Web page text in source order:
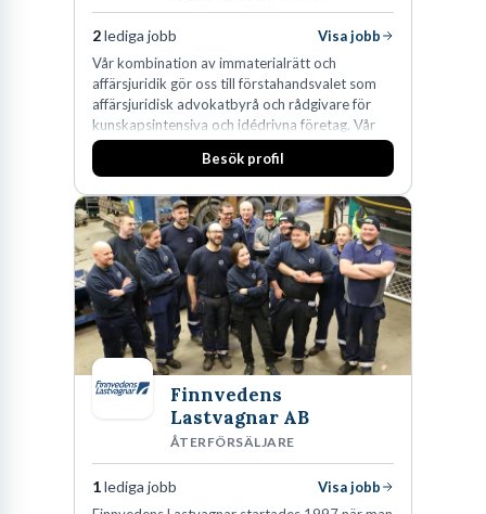
2lediga jobb
Visa jobb
Vår kombination av immaterialrätt och
affärsjuridik gör oss till förstahandsvalet som
affärsjuridisk advokatbyrå och rådgivare för
kunskapsintensiva och idédrivna företag. Vår
expertis inom IP-tillgångar har gett oss en
marknadsledande position. Våra klienter väljer
skydda, utveckla och kommersialisera
företagets viktigaste tillgångar.
Besök profil
Finnvedens
Lastvagnar AB
ÅTERFÖRSÄLJARE
1lediga jobb
Visa jobb